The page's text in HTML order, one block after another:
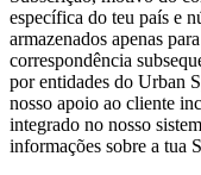
específica do teu país e
armazenados apenas
correspondência
por entidades do Urban
nosso apoio ao cliente
integrado no nosso
informações sobre a tua